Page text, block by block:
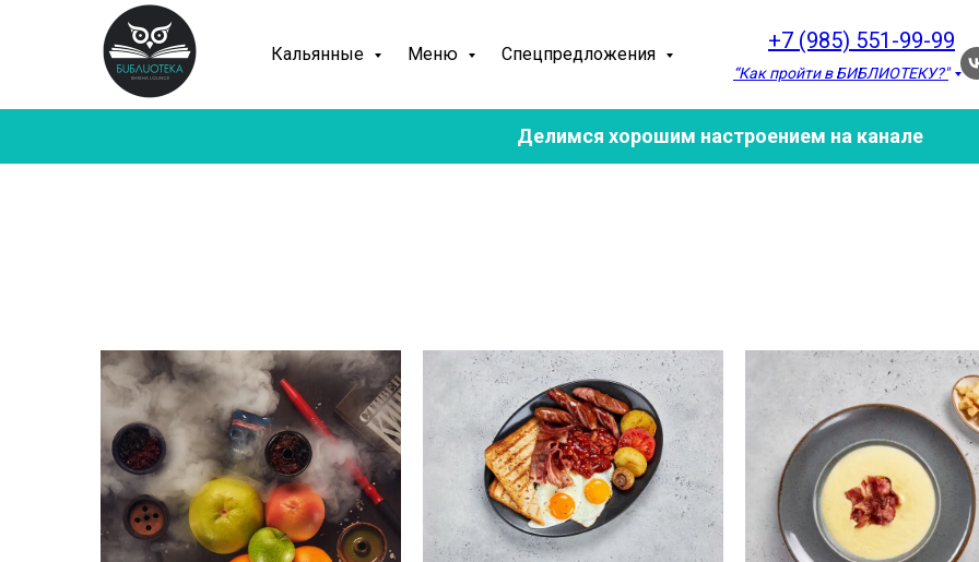
Кальянные Меню Спецпредложения
+7 (985) 551-99-99
“Как пройти в БИБЛИОТЕКУ?"
Делимся хорошим настроением на канале